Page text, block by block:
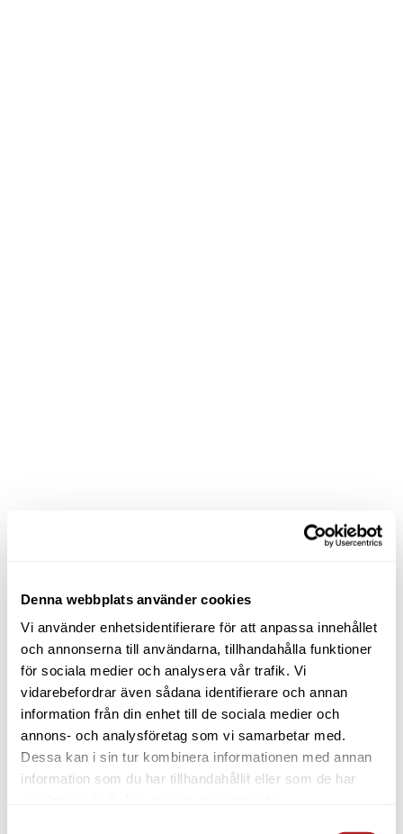
Denna webbplats använder cookies
Vi använder enhetsidentifierare för att anpassa innehållet
och annonserna till användarna, tillhandahålla funktioner
för sociala medier och analysera vår trafik. Vi
vidarebefordrar även sådana identifierare och annan
information från din enhet till de sociala medier och
annons- och analysföretag som vi samarbetar med.
Dessa kan i sin tur kombinera informationen med annan
information som du har tillhandahållit eller som de har